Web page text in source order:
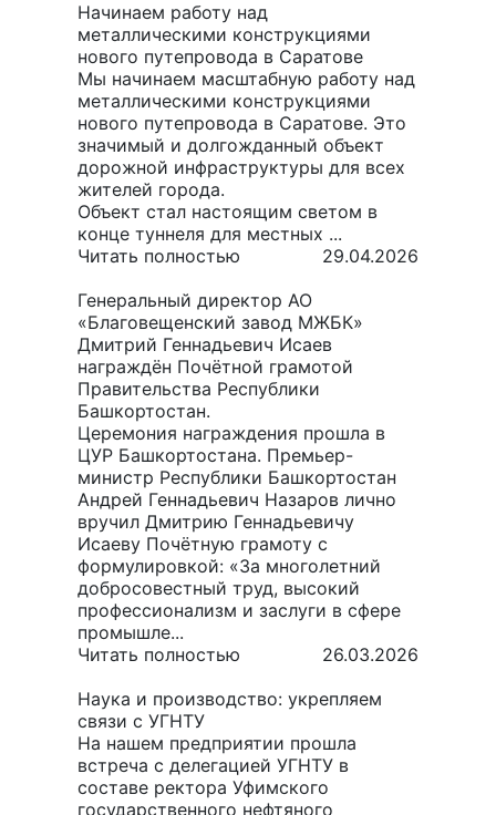
Начинаем работу над
металлическими конструкциями
нового путепровода в Саратове
Мы начинаем масштабную работу над
металлическими конструкциями
нового путепровода в Саратове. Это
значимый и долгожданный объект
дорожной инфраструктуры для всех
жителей города.
Объект стал настоящим светом в
конце туннеля для местных ...
Читать полностью
29.04.2026
Генеральный директор АО
«Благовещенский завод МЖБК»
Дмитрий Геннадьевич Исаев
награждён Почётной грамотой
Правительства Республики
Башкортостан.
Церемония награждения прошла в
ЦУР Башкортостана. Премьер-
министр Республики Башкортостан
Андрей Геннадьевич Назаров лично
вручил Дмитрию Геннадьевичу
Исаеву Почётную грамоту с
формулировкой: «За многолетний
добросовестный труд, высокий
профессионализм и заслуги в сфере
промышле...
Читать полностью
26.03.2026
Наука и производство: укрепляем
связи с УГНТУ
На нашем предприятии прошла
встреча с делегацией УГНТУ в
составе ректора Уфимского
государственного нефтяного